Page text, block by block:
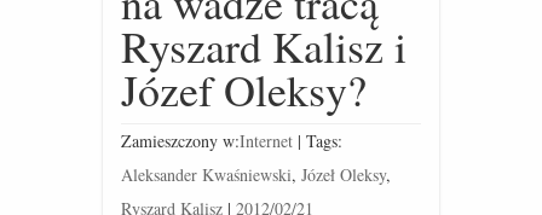
Ryszard Kalisz i
Józef Oleksy?
Zamieszczony w:Internet | Tags:
Aleksander Kwaśniewski, Józeł Oleksy,
Ryszard Kalisz | 2012/02/21